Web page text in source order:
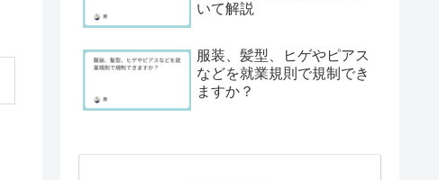
いて解説
服装、髪型、ヒゲやピアス
などを就業規則で規制でき
ますか？